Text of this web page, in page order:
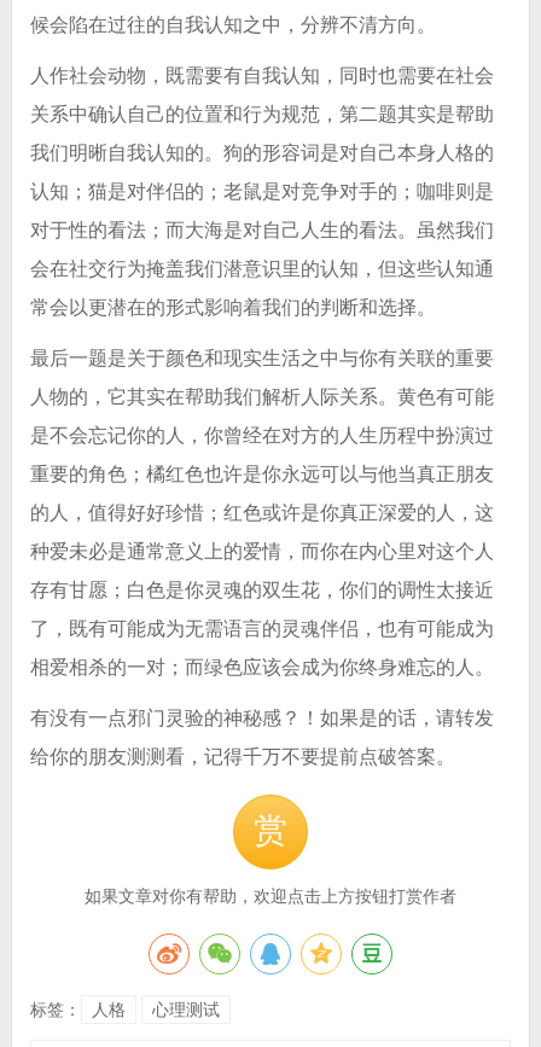
候会陷在过往的自我认知之中，分辨不清方向。
人作社会动物，既需要有自我认知，同时也需要在社会
关系中确认自己的位置和行为规范，第二题其实是帮助
我们明晰自我认知的。狗的形容词是对自己本身人格的
认知；猫是对伴侣的；老鼠是对竞争对手的；咖啡则是
对于性的看法；而大海是对自己人生的看法。虽然我们
会在社交行为掩盖我们潜意识里的认知，但这些认知通
常会以更潜在的形式影响着我们的判断和选择。
最后一题是关于颜色和现实生活之中与你有关联的重要
人物的，它其实在帮助我们解析人际关系。黄色有可能
是不会忘记你的人，你曾经在对方的人生历程中扮演过
重要的角色；橘红色也许是你永远可以与他当真正朋友
的人，值得好好珍惜；红色或许是你真正深爱的人，这
种爱未必是通常意义上的爱情，而你在内心里对这个人
存有甘愿；白色是你灵魂的双生花，你们的调性太接近
了，既有可能成为无需语言的灵魂伴侣，也有可能成为
相爱相杀的一对；而绿色应该会成为你终身难忘的人。
有没有一点邪门灵验的神秘感？！如果是的话，请转发
给你的朋友测测看，记得千万不要提前点破答案。
赏
如果文章对你有帮助，欢迎点击上方按钮打赏作者
标签： 人格 心理测试